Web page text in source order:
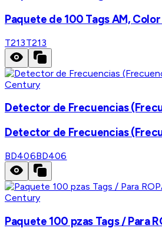
Paquete de 100 Tags AM,
T213T213
Century
Detector de Frecuencias
Detector de Frecuencias
BD406BD406
Century
Paquete 100 pzas Tags / Para